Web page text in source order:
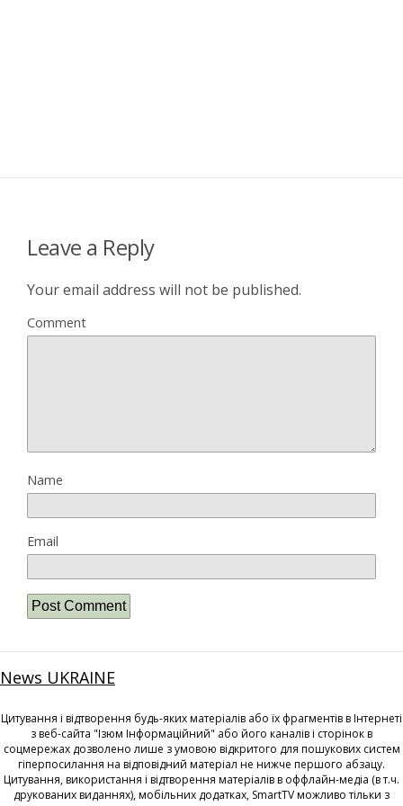
Leave a Reply
Your email address will not be published.
Comment
Name
Email
News UKRAINE
Цитування і відтворення будь-яких матеріалів або їх фрагментів в Інтернеті
з веб-сайта "Ізюм Інформаційний" або його каналів і сторінок в
соцмережах дозволено лише з умовою відкритого для пошукових систем
гіперпосилання на відповідний матеріал не нижче першого абзацу.
Цитування, використання і відтворення матеріалів в оффлайн-медіа (в т.ч.
друкованих виданнях), мобільних додатках, SmartTV можливо тільки з